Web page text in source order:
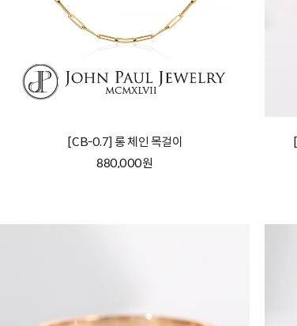
[CB-0.7] 롱 체인 목걸이
880,000원